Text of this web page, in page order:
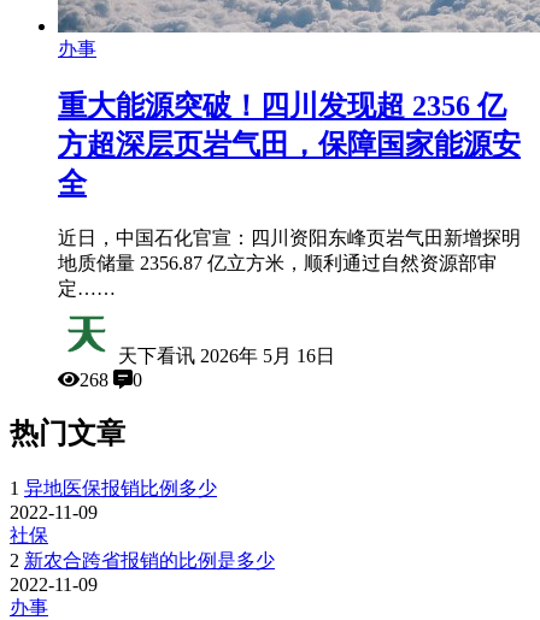
办事
重大能源突破！四川发现超 2356 亿
方超深层页岩气田，保障国家能源安
全
近日，中国石化官宣：四川资阳东峰页岩气田新增探明
地质储量 2356.87 亿立方米，顺利通过自然资源部审
定……
天下看讯 2026年 5月 16日
268
0
热门文章
1 异地医保报销比例多少
2022-11-09
社保
2 新农合跨省报销的比例是多少
2022-11-09
办事